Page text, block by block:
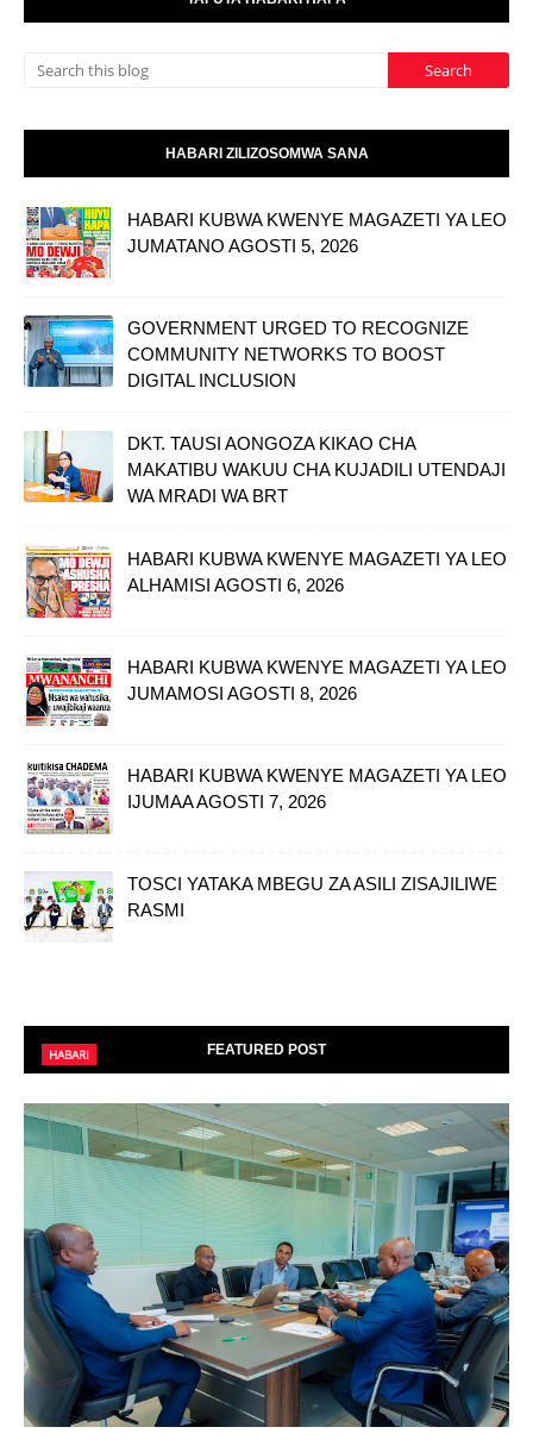
HABARI ZILIZOSOMWA SANA
HABARI KUBWA KWENYE MAGAZETI YA LEO
JUMATANO AGOSTI 5, 2026
GOVERNMENT URGED TO RECOGNIZE
COMMUNITY NETWORKS TO BOOST
DIGITAL INCLUSION
DKT. TAUSI AONGOZA KIKAO CHA
MAKATIBU WAKUU CHA KUJADILI UTENDAJI
WA MRADI WA BRT
HABARI KUBWA KWENYE MAGAZETI YA LEO
ALHAMISI AGOSTI 6, 2026
HABARI KUBWA KWENYE MAGAZETI YA LEO
JUMAMOSI AGOSTI 8, 2026
HABARI KUBWA KWENYE MAGAZETI YA LEO
IJUMAA AGOSTI 7, 2026
TOSCI YATAKA MBEGU ZA ASILI ZISAJILIWE
RASMI
FEATURED POST
HABARI